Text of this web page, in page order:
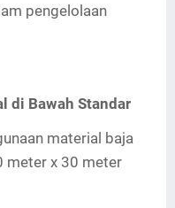
pengelolaan
di Bawah Standar
material baja
meter x 30 meter